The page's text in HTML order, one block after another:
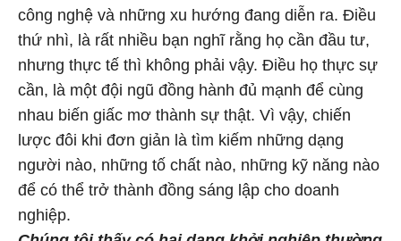
công nghệ và những xu hướng đang diễn ra. Điều
thứ nhì, là rất nhiều bạn nghĩ rằng họ cần đầu tư,
nhưng thực tế thì không phải vậy. Điều họ thực sự
cần, là một đội ngũ đồng hành đủ mạnh để cùng
nhau biến giấc mơ thành sự thật. Vì vậy, chiến
lược đôi khi đơn giản là tìm kiếm những dạng
người nào, những tố chất nào, những kỹ năng nào
để có thể trở thành đồng sáng lập cho doanh
nghiệp.